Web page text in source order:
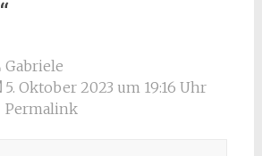
“
Gabriele
5. Oktober 2023 um 19:16 Uhr
Permalink